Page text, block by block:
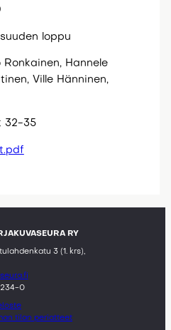
loppu
Hannele
Ville Hänninen,
32-35
RY
3 (1. krs),
0
tilan periatteet